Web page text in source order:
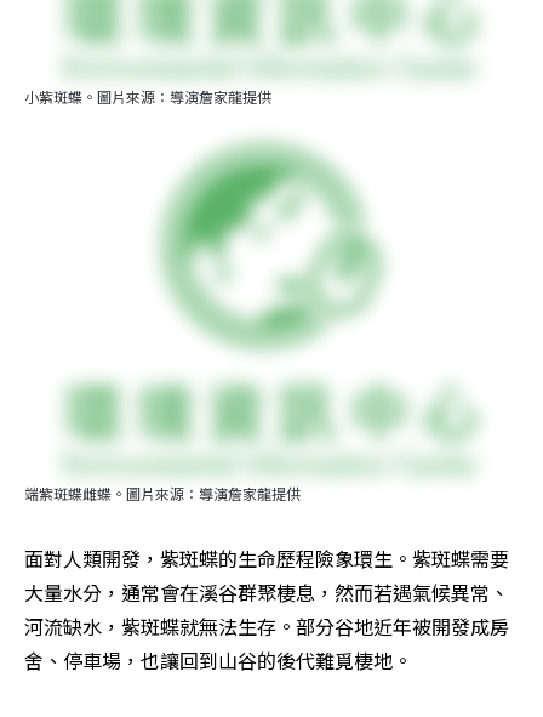
小紫斑蝶。圖片來源：導演詹家龍提供
端紫斑蝶雌蝶。圖片來源：導演詹家龍提供
面對人類開發，紫斑蝶的生命歷程險象環生。紫斑蝶需要
大量水分，通常會在溪谷群聚棲息，然而若遇氣候異常、
河流缺水，紫斑蝶就無法生存。部分谷地近年被開發成房
舍、停車場，也讓回到山谷的後代難覓棲地。